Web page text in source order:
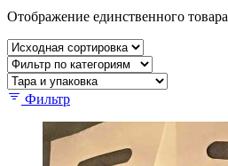
Отображение единственного товара
Фильтр